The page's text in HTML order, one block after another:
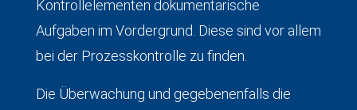
Kontrollelementen dokumentarische
Aufgaben im Vordergrund. Diese sind vor allem
bei der Prozesskontrolle zu finden.
Die Überwachung und gegebenenfalls die